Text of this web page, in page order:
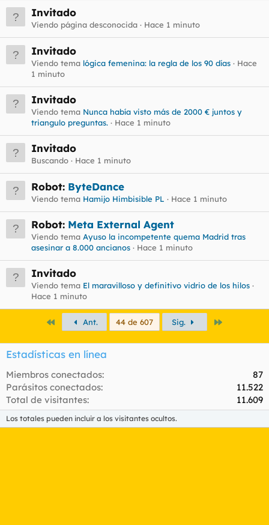
Invitado
Viendo página desconocida Hace 1 minuto
Invitado
Viendo tema lógica femenina: la regla de los 90 días
Hace
1 minuto
Invitado
Viendo tema Nunca había visto más de 2000 € juntos y
triangulo preguntas.
Hace 1 minuto
Invitado
Buscando Hace 1 minuto
Robot: ByteDance
Viendo tema Hamijo Himbisible PL Hace 1 minuto
Robot: Meta External Agent
Viendo tema Ayuso la incompetente quema Madrid tras
asesinar a 8.000 ancianos
Hace 1 minuto
Invitado
Viendo tema El maravilloso y definitivo vidrio de los hilos
Hace 1 minuto
PrimeroAnt. 44 de 607 Sig.
Estadísticas en línea
Miembros conectados
87
Parásitos conectados
11.522
Total de visitantes
11.609
Los totales pueden incluir a los visitantes ocultos.